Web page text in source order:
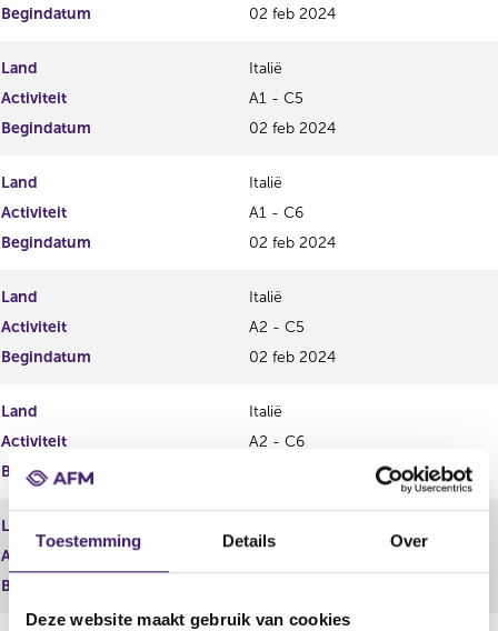
Toestemming Details Over
Deze website maakt gebruik van cookies
Begindatum
02 feb 2024
Land
Italië
Activiteit
A1 - C5
Begindatum
02 feb 2024
Land
Italië
Activiteit
A1 - C6
Begindatum
02 feb 2024
Land
Italië
Activiteit
A2 - C5
Begindatum
02 feb 2024
Land
Italië
Activiteit
A2 - C6
Begindatum
Land
Activiteit
Begindatum